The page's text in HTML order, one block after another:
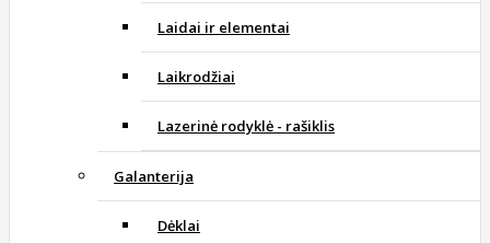
Laidai ir elementai
Laikrodžiai
Lazerinė rodyklė - rašiklis
Galanterija
Dėklai